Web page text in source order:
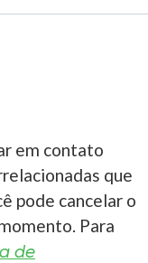
em contato
que
pode cancelar o
Para
de